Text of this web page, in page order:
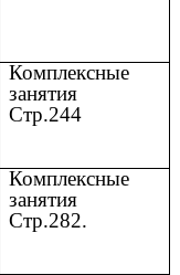
Комплексные
занятия
Стр.244
Комплексные
занятия
Стр.282.